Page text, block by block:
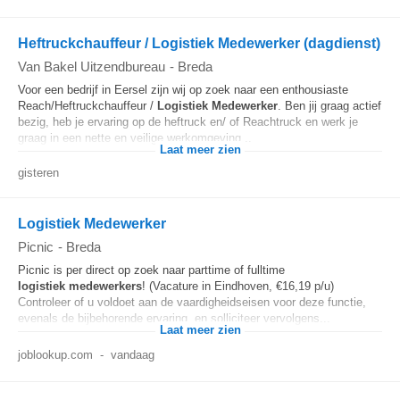
Heftruckchauffeur / Logistiek Medewerker (dagdienst)
Van Bakel Uitzendbureau - Breda
Voor een bedrijf in Eersel zijn wij op zoek naar een enthousiaste
Reach/Heftruckchauffeur / Logistiek Medewerker. Ben jij graag actief
bezig, heb je ervaring op de heftruck en/ of Reachtruck en werk je
graag in een nette en veilige werkomgeving...
Laat meer zien
gisteren
Logistiek Medewerker
Picnic - Breda
Picnic is per direct op zoek naar parttime of fulltime
logistiek medewerkers! (Vacature in Eindhoven, €16,19 p/u)
Controleer of u voldoet aan de vaardigheidseisen voor deze functie,
evenals de bijbehorende ervaring, en solliciteer vervolgens...
Laat meer zien
joblookup.com - vandaag